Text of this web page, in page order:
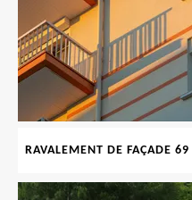
RAVALEMENT DE FAÇADE 69